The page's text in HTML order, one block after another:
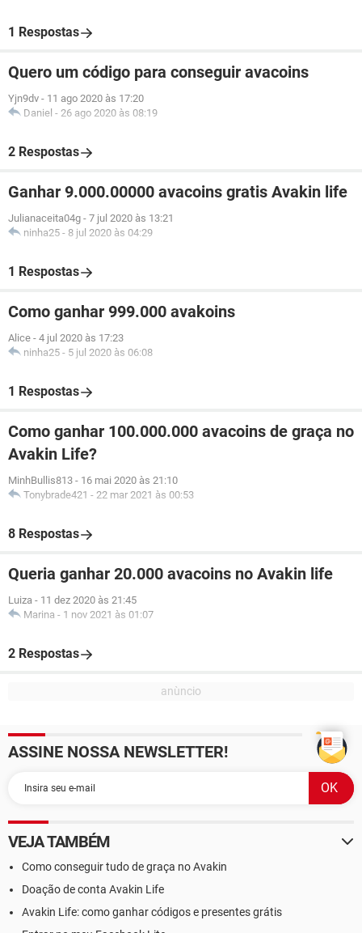
1 Respostas
Quero um código para conseguir avacoins
Yjn9dv - 11 ago 2020 às 17:20
Daniel - 26 ago 2020 às 08:19
2 Respostas
Ganhar 9.000.00000 avacoins gratis Avakin life
Julianaceita04g - 7 jul 2020 às 13:21
ninha25 - 8 jul 2020 às 04:29
1 Respostas
Como ganhar 999.000 avakoins
Alice - 4 jul 2020 às 17:23
ninha25 - 5 jul 2020 às 06:08
1 Respostas
Como ganhar 100.000.000 avacoins de graça no
Avakin Life?
MinhBullis813 - 16 mai 2020 às 21:10
Tonybrade421 - 22 mar 2021 às 00:53
8 Respostas
Queria ganhar 20.000 avacoins no Avakin life
Luiza - 11 dez 2020 às 21:45
Marina - 1 nov 2021 às 01:07
2 Respostas
ASSINE NOSSA NEWSLETTER!
VEJA TAMBÉM
Como conseguir tudo de graça no Avakin
Doação de conta Avakin Life
Avakin Life: como ganhar códigos e presentes grátis